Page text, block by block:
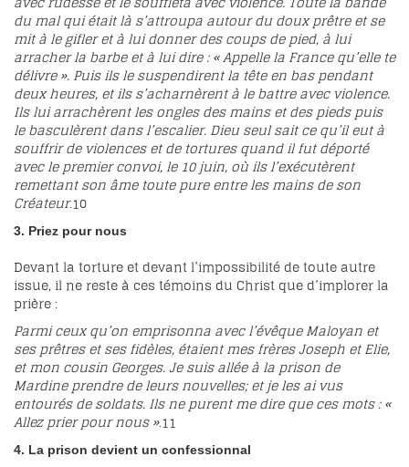
du mal qui était là s’attroupa autour du doux prêtre et se
mit à le gifler et à lui donner des coups de pied, à lui
arracher la barbe et à lui dire : « Appelle la France qu’elle te
délivre ». Puis ils le suspendirent la tête en bas pendant
deux heures, et ils s’acharnèrent à le battre avec violence.
Ils lui arrachèrent les ongles des mains et des pieds puis
le basculèrent dans l’escalier. Dieu seul sait ce qu’il eut à
souffrir de violences et de tortures quand il fut déporté
avec le premier convoi, le 10 juin, où ils l’exécutèrent
remettant son âme toute pure entre les mains de son
Créateur.10
3. Priez pour nous
Devant la torture et devant l’impossibilité de toute autre
issue, il ne reste à ces témoins du Christ que d’implorer la
prière :
Parmi ceux qu’on emprisonna avec l’évêque Maloyan et
ses prêtres et ses fidèles, étaient mes frères Joseph et Elie,
et mon cousin Georges. Je suis allée à la prison de
Mardine prendre de leurs nouvelles; et je les ai vus
entourés de soldats. Ils ne purent me dire que ces mots : «
Allez prier pour nous ».11
4. La prison devient un confessionnal